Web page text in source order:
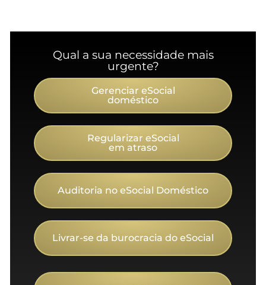
Qual a sua necessidade mais
urgente?
Gerenciar eSocial
doméstico
Regularizar eSocial
em atraso
Auditoria no eSocial Doméstico
Livrar-se da burocracia do eSocial